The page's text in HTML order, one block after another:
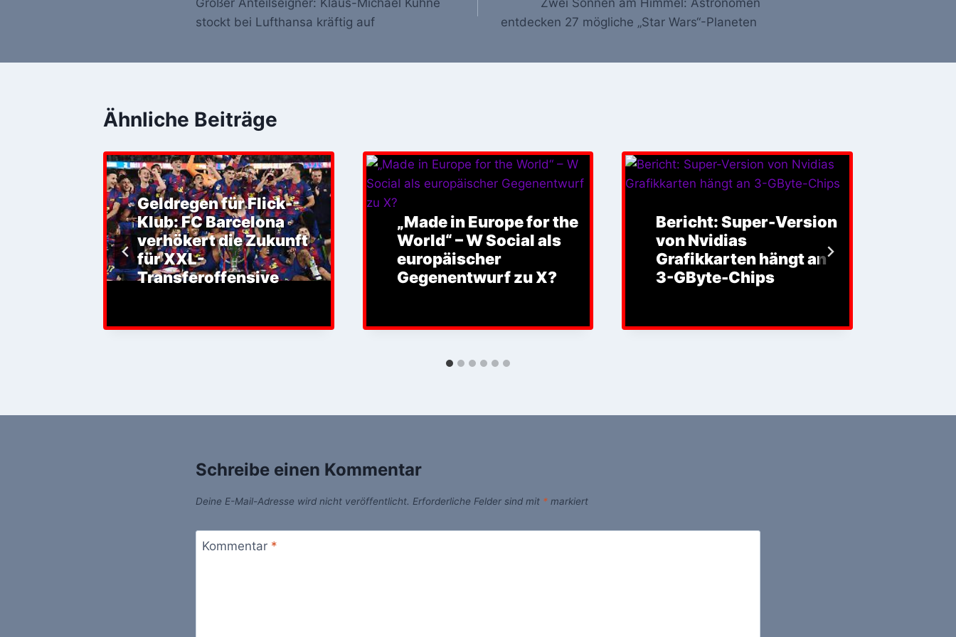
Navigation
Größer Anteilseigner: Klaus-Michael Kühne
stockt bei Lufthansa kräftig auf
Zwei Sonnen am Himmel: Astronomen
entdecken 27 mögliche „Star Wars“-Planeten
Ähnliche Beiträge
Geldregen für Flick-
Klub: FC Barcelona
verhökert die Zukunft
für XXL-
Transferoffensive
„Made in Europe for the
World“ – W Social als
europäischer
Gegenentwurf zu X?
Bericht: Super-Version
von Nvidias
Grafikkarten hängt an
3-GByte-Chips
Schreibe einen Kommentar
Deine E-Mail-Adresse wird nicht veröffentlicht. Erforderliche Felder sind mit * markiert
Kommentar *